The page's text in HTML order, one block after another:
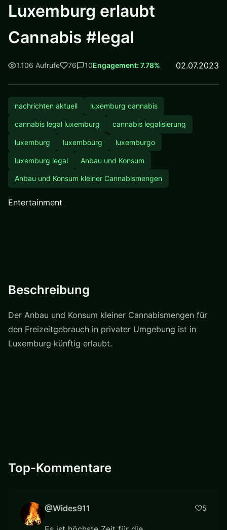
Luxemburg erlaubt
Cannabis #legal
1.106 Aufrufe 76 10Engagement: 7.78% 02.07.2023
nachrichten aktuell luxemburg cannabis
cannabis legal luxemburg cannabis legalisierung
luxemburg luxembourg luxemburgo
luxemburg legal Anbau und Konsum
Anbau und Konsum kleiner Cannabismengen
Entertainment
Beschreibung
Der Anbau und Konsum kleiner Cannabismengen für
den Freizeitgebrauch in privater Umgebung ist in
Luxemburg künftig erlaubt.
Top-Kommentare
@Wides911 5